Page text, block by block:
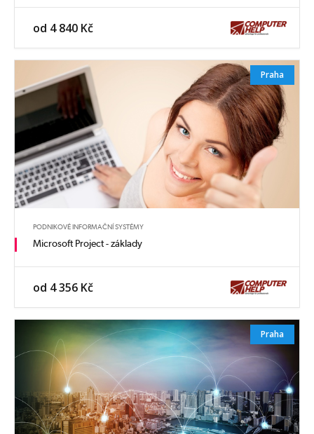
od 4 840 Kč
Praha
PODNIKOVÉ INFORMAČNÍ SYSTÉMY
Microsoft Project - základy
od 4 356 Kč
Praha